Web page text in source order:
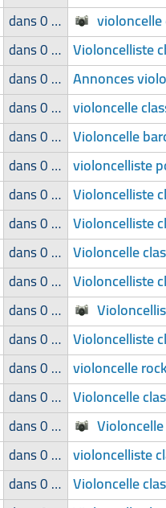
dans 0 groupe
dans 0 groupe Violoncelliste
dans 0 groupe Annonces
dans 0 groupe violoncelle
dans 0 groupe Violoncelle
dans 0 groupe violoncelliste
dans 0 groupe Violoncelliste
dans 0 groupe Violoncelliste
dans 0 groupe Violoncelle
dans 0 groupe Violoncelliste
dans 0 groupe
dans 0 groupe Violoncelliste
dans 0 groupe violoncelle
dans 0 groupe Violoncelle
dans 0 groupe
dans 0 groupe violoncelliste
dans 0 groupe Violoncelle